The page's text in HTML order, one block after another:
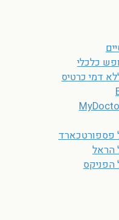
כלכלי
פספורטכארד
הראל
הפניקס